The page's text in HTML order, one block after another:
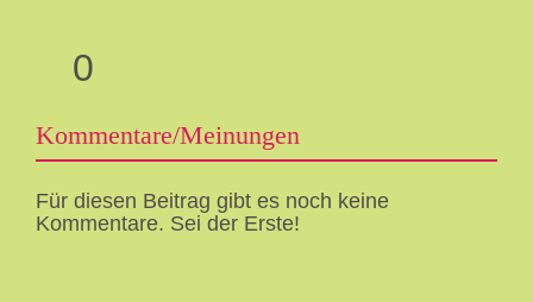
0
Kommentare/Meinungen
Für diesen Beitrag gibt es noch keine
Kommentare. Sei der Erste!